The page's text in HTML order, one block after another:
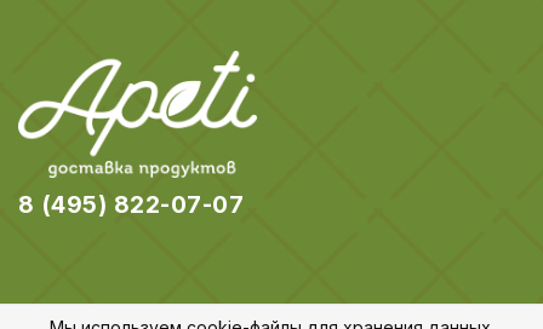
8 (495) 822-07-07